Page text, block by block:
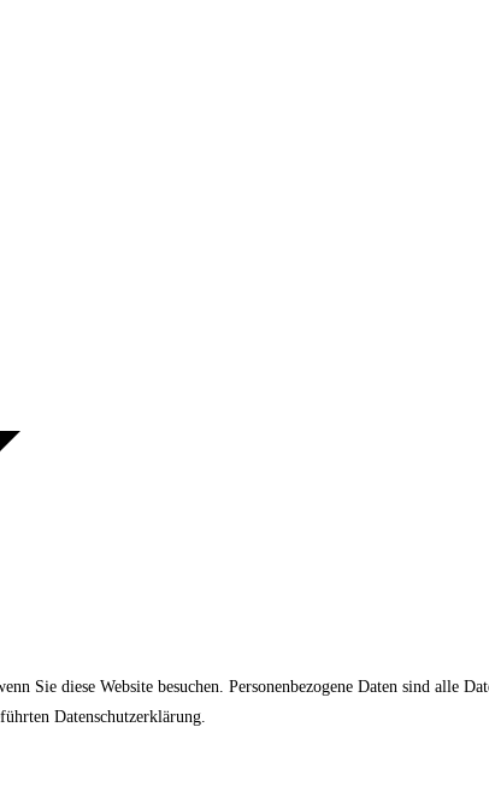
Sie diese Website besuchen. Personenbezogene Daten sind alle
Datenschutzerklärung.